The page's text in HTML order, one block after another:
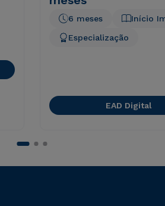
Início
6 meses
Especialização
EAD Digital